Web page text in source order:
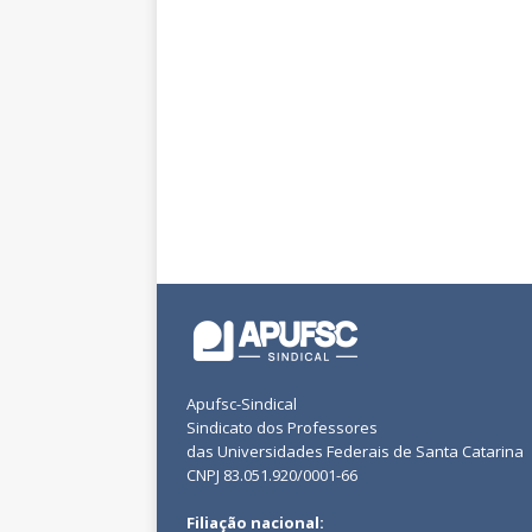
Apufsc-Sindical
Sindicato dos Professores
das Universidades Federais de Santa Catarina
CNPJ 83.051.920/0001-66
Filiação nacional: